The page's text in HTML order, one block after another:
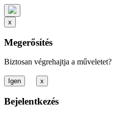
x
Megerősítés
Biztosan végrehajtja a műveletet?
x
Bejelentkezés